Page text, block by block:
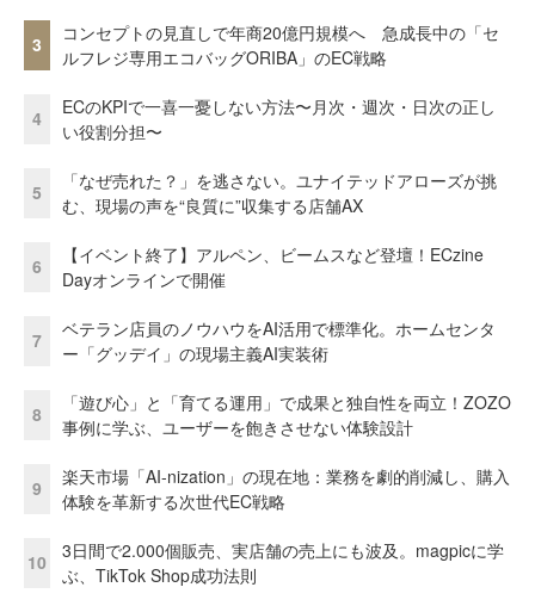
3
コンセプトの見直しで年商20億円規模へ 急成長中の「セ
ルフレジ専用エコバッグORIBA」のEC戦略
4
ECのKPIで一喜一憂しない方法〜月次・週次・日次の正し
い役割分担〜
5
「なぜ売れた？」を逃さない。ユナイテッドアローズが挑
む、現場の声を“良質に”収集する店舗AX
6
【イベント終了】アルペン、ビームスなど登壇！ECzine
Dayオンラインで開催
7
ベテラン店員のノウハウをAI活用で標準化。ホームセンタ
ー「グッデイ」の現場主義AI実装術
8
「遊び心」と「育てる運用」で成果と独自性を両立！ZOZO
事例に学ぶ、ユーザーを飽きさせない体験設計
9
楽天市場「AI-nization」の現在地：業務を劇的削減し、購入
体験を革新する次世代EC戦略
10
3日間で2.000個販売、実店舗の売上にも波及。magpicに学
ぶ、TikTok Shop成功法則